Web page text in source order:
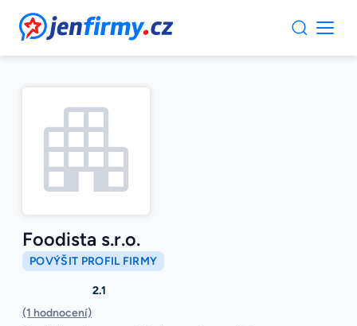
JenFirmy.cz
Foodista s.r.o.
POVÝŠIT PROFIL FIRMY
2.1
(1 hodnocení)